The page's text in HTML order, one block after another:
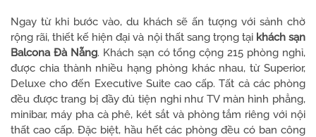
Ngay từ khi bước vào, du khách sẽ ấn tượng với sảnh chờ
rộng rãi, thiết kế hiện đại và nội thất sang trọng tại khách sạn
Balcona Đà Nẵng. Khách sạn có tổng cộng 215 phòng nghỉ,
được chia thành nhiều hạng phòng khác nhau, từ Superior,
Deluxe cho đến Executive Suite cao cấp. Tất cả các phòng
đều được trang bị đầy đủ tiện nghi như TV màn hình phẳng,
minibar, máy pha cà phê, két sắt và phòng tắm riêng với nội
thất cao cấp. Đặc biệt, hầu hết các phòng đều có ban công